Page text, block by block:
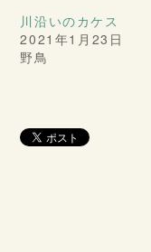
川沿いのカケス
2021年1月23日
野鳥